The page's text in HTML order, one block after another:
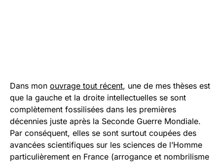
Dans mon ouvrage tout récent, une de mes thèses est
que la gauche et la droite intellectuelles se sont
complètement fossilisées dans les premières
décennies juste après la Seconde Guerre Mondiale.
Par conséquent, elles se sont surtout coupées des
avancées scientifiques sur les sciences de l’Homme
particulièrement en France (arrogance et nombrilisme